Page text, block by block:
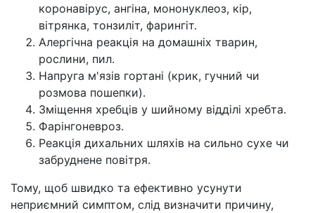
коронавірус, ангіна, мононуклеоз, кір,
вітрянка, тонзиліт, фарингіт.
Алергічна реакція на домашніх тварин,
рослини, пил.
Напруга м'язів гортані (крик, гучний чи
розмова пошепки).
Зміщення хребців у шийному відділі хребта.
Фарінгоневроз.
Реакція дихальних шляхів на сильно сухе чи
забруднене повітря.
Тому, щоб швидко та ефективно усунути
неприємний симптом, слід визначити причину,